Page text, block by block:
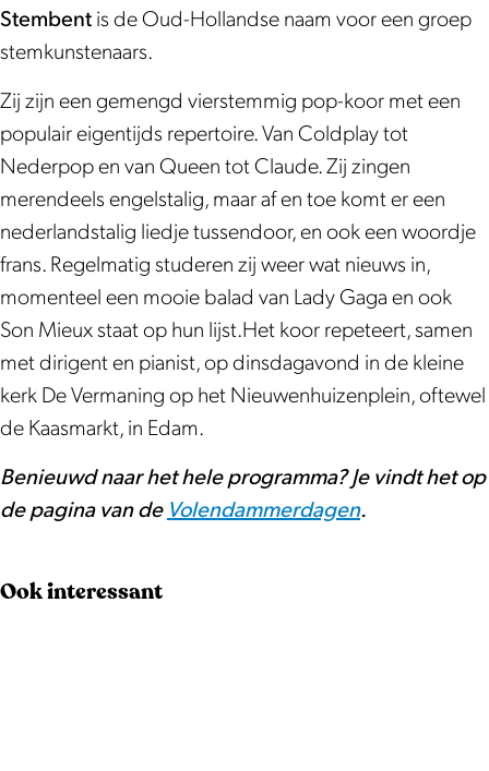
n
d
m
m
e
r
d
a
g
e
n
l
e
d
a
m
m
e
r
d
a
g
e
n
o
l
n
d
a
m
m
e
r
d
a
g
e
n
o
l
n
d
a
m
m
e
r
d
a
g
e
n
Stembent is de Oud-Hollandse naam voor een groep
stemkunstenaars.
Zij zijn een gemengd vierstemmig pop-koor met een
populair eigentijds repertoire. Van Coldplay tot
Nederpop en van Queen tot Claude. Zij zingen
merendeels engelstalig, maar af en toe komt er een
nederlandstalig liedje tussendoor, en ook een woordje
frans. Regelmatig studeren zij weer wat nieuws in,
momenteel een mooie balad van Lady Gaga en ook
Son Mieux staat op hun lijst.Het koor repeteert, samen
met dirigent en pianist, op dinsdagavond in de kleine
kerk De Vermaning op het Nieuwenhuizenplein, oftewel
de Kaasmarkt, in Edam.
Benieuwd naar het hele programma? Je vindt het op
de pagina van de Volendammerdagen.
Ook interessant